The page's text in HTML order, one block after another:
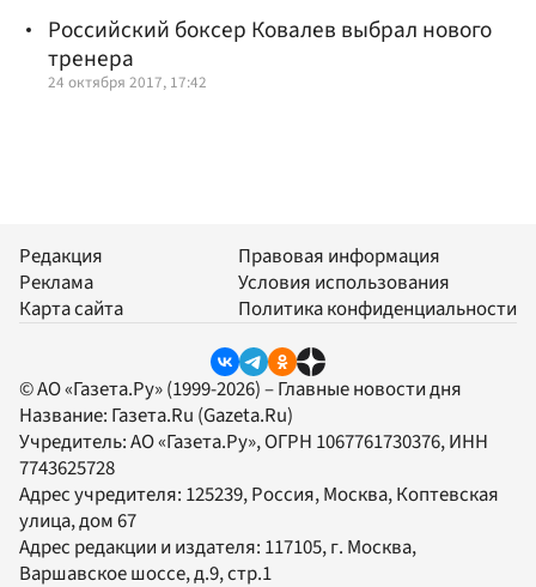
Российский боксер Ковалев выбрал нового
тренера
24 октября 2017, 17:42
Редакция
Реклама
Карта сайта
Правовая информация
Условия использования
Политика конфиденциальности
© АО «Газета.Ру» (1999-2026) – Главные новости дня
Название: Газета.Ru (Gazeta.Ru)
Учредитель:АО «Газета.Ру», ОГРН 1067761730376, ИНН
7743625728
Адрес учредителя: 125239, Россия, Москва, Коптевская
улица, дом 67
Адрес редакции и издателя: 117105, г. Москва,
Варшавское шоссе, д.9, стр.1